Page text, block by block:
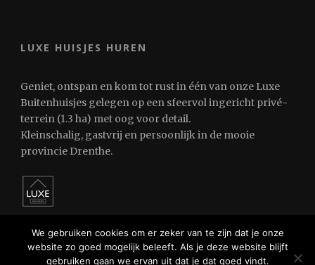
LUXE HUISJES HUREN
Geniet, ontspan en kom tot rust in één van onze Luxe
Buitenhuisjes gelegen op een sfeervol ingericht privé-
terrein (1.3 ha) met oog voor detail.
Kleinschalig, gastvrij en persoonlijk in de mooie
provincie Drenthe.
We gebruiken cookies om er zeker van te zijn dat je onze
website zo goed mogelijk beleeft. Als je deze website blijft
gebruiken gaan we ervan uit dat je dat goed vindt.